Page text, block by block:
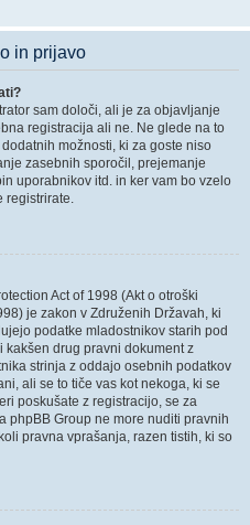
in prijavo
sam določi, ali je za objavljanje
registracija ali ne. Ne glede na to
možnosti, ki za goste niso
zasebnih sporočil, prejemanje
uporabnikov itd. in ker vam bo vzelo
registrirate.
Act of 1998 (Akt o otroški
je zakon v Združenih Državah, ki
podatke mladostnikov starih pod
kakšen drug pravni dokument z
strinja z oddajo osebnih podatkov
ali se to tiče vas kot nekoga, ki se
poskušate z registracijo, se za
phpBB Group ne more nuditi pravnih
pravna vprašanja, razen tistih, ki so